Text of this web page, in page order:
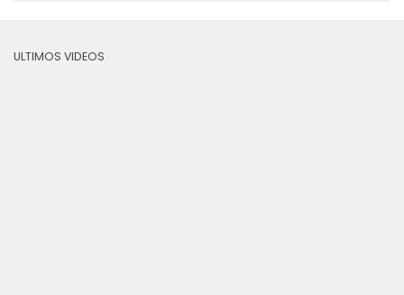
ULTIMOS VIDEOS